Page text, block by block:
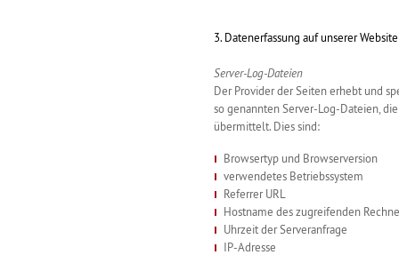
3. Datenerfassung auf unserer Website
Server-Log-Dateien
Der Provider der Seiten erhebt und
so genannten Server-Log-Dateien,
übermittelt. Dies sind:
Browsertyp und Browserversion
verwendetes Betriebssystem
Referrer URL
Hostname des zugreifenden
Uhrzeit der Serveranfrage
IP-Adresse